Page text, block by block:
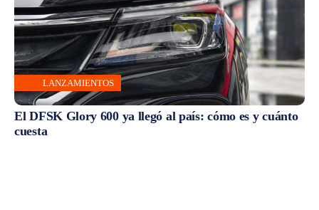
LANZAMIENTOS
El DFSK Glory 600 ya llegó al país: cómo es y cuánto
cuesta